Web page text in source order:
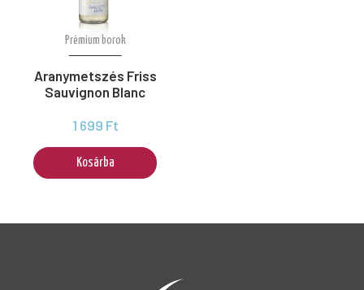
Prémium borok
Aranymetszés Friss
Sauvignon Blanc
1 699 Ft
Kosárba